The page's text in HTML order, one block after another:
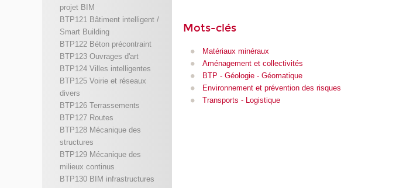
Mots-clés
Matériaux minéraux
Aménagement et collectivités
BTP - Géologie - Géomatique
Environnement et prévention des risques
Transports - Logistique
projet BIM
BTP121 Bâtiment intelligent /
Smart Building
BTP122 Béton précontraint
BTP123 Ouvrages d'art
BTP124 Villes intelligentes
BTP125 Voirie et réseaux
divers
BTP126 Terrassements
BTP127 Routes
BTP128 Mécanique des
structures
BTP129 Mécanique des
milieux continus
BTP130 BIM infrastructures